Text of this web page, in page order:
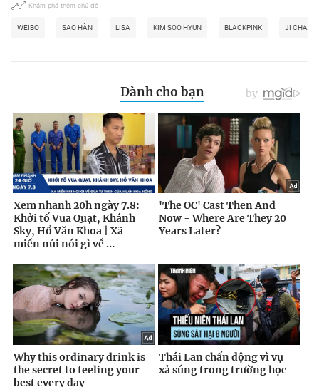
Khám phá thêm chủ đề
WEIBO SAO HÀN LISA KIM SOO HYUN BLACKPINK JI CHANG